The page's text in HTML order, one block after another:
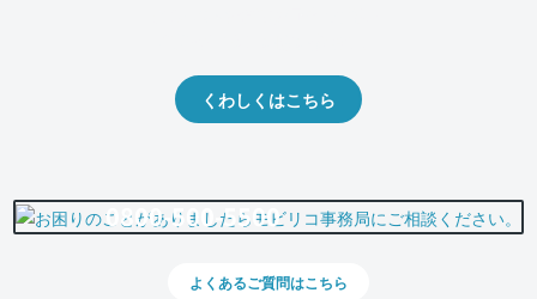
くわしくはこちら
0800-500-5500
よくあるご質問はこちら